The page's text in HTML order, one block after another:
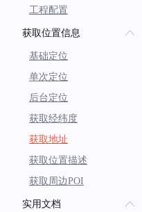
工程配置
获取位置信息
基础定位
单次定位
后台定位
获取经纬度
获取地址
获取位置描述
获取周边POI
实用文档